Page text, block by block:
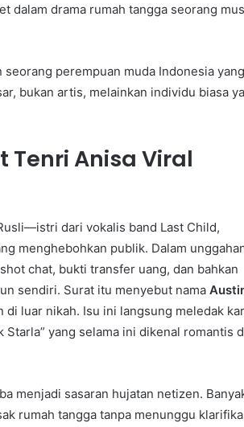
dalam drama rumah tangga seorang
perempuan muda Indonesia yang
bukan artis, melainkan individu biasa
Tenri Anisa Viral
dari vokalis band Last Child,
menghebohkan publik. Dalam
chat, bukti transfer uang, dan bahkan
sendiri. Surat itu menyebut nama
luar nikah. Isu ini langsung meledak
yang selama ini dikenal romantis
menjadi sasaran hujatan netizen.
rumah tangga tanpa menunggu